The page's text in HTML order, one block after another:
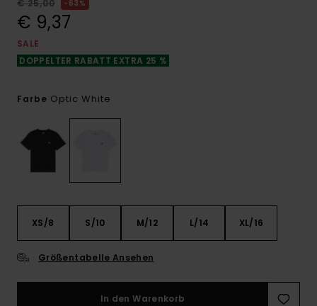
€ 25,00
63%
€ 9,37
SALE
DOPPELTER RABATT EXTRA 25 %
Farbe Optic White
XS/8 S/10 M/12 L/14 XL/16
Größentabelle Ansehen
In den Warenkorb